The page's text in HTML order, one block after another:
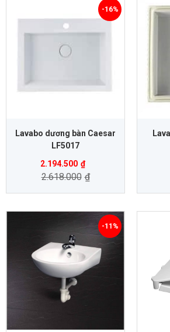
Lavabo dương bàn Caesar
LF5017
2.194.500 ₫
2.618.000 ₫
-16%
-11%